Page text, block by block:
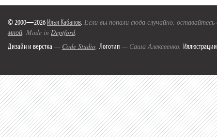
© 2000—2026 Илья Кабанов. Если вы попали сюда случайно,
мной. Made in Deptford.
Дизайн и верстка — Code Studio. Логотип — Саша Алексеенко. Иллюстрации